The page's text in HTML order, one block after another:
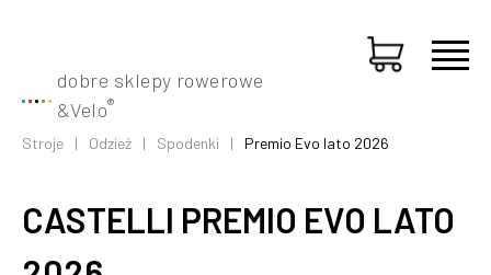
dobre sklepy rowerowe
&Velo®
Stroje Odzież Spodenki Premio Evo lato 2026
CASTELLI PREMIO EVO LATO